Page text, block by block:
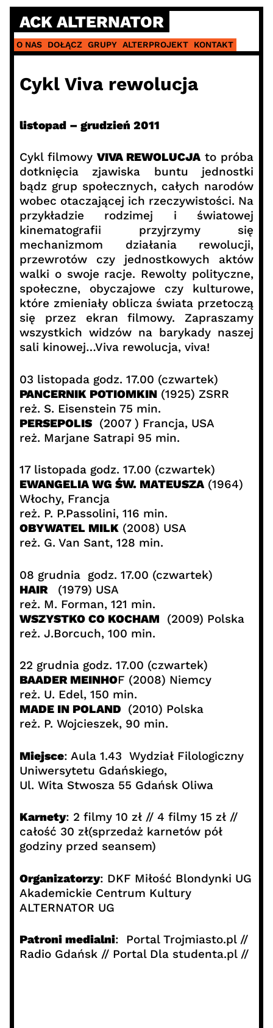
Skip
content
ACK ALTERNATOR
O NAS DOŁĄCZ GRUPY ALTERPROJEKT KONTAKT
Cykl Viva rewolucja
listopad – grudzień 2011
Cykl filmowy VIVA REWOLUCJAto próba
dotknięcia zjawiska buntu jednostki
bądz grup społecznych, całych narodów
wobec otaczającej ich rzeczywistości. Na
przykładzie rodzimej i światowej
kinematografii przyjrzymy się
mechanizmom działania rewolucji,
przewrotów czy jednostkowych aktów
walki o swoje racje. Rewolty polityczne,
społeczne, obyczajowe czy kulturowe,
które zmieniały oblicza świata przetoczą
się przez ekran filmowy. Zapraszamy
wszystkich widzów na barykady naszej
sali kinowej…Viva rewolucja, viva!
03 listopada godz. 17.00 (czwartek)
PANCERNIK POTIOMKIN(1925) ZSRR
reż. S. Eisenstein 75 min.
PERSEPOLIS(2007 ) Francja, USA
reż. Marjane Satrapi 95 min.
17 listopada godz. 17.00 (czwartek)
EWANGELIA WG ŚW. MATEUSZA(1964)
Włochy, Francja
reż. P. P.Passolini, 116 min.
OBYWATEL MILK(2008) USA
reż. G. Van Sant, 128 min.
08 grudnia godz. 17.00 (czwartek)
HAIR
(1979) USA
reż. M. Forman, 121 min.
WSZYSTKO CO KOCHAM (2009) Polska
reż. J.Borcuch, 100 min.
22 grudnia godz. 17.00 (czwartek)
BAADER MEINHOF (2008) Niemcy
reż. U. Edel, 150 min.
MADE IN POLAND (2010) Polska
reż. P. Wojcieszek, 90 min.
Miejsce: Aula 1.43 Wydział Filologiczny
Uniwersytetu Gdańskiego,
Ul. Wita Stwosza 55 Gdańsk Oliwa
Karnety: 2 filmy 10 zł // 4 filmy 15 zł //
całość 30 zł(sprzedaż karnetów pół
godziny przed seansem)
Organizatorzy: DKF Miłość Blondynki UG
Akademickie Centrum Kultury
ALTERNATOR UG
Patroni medialni: Portal Trojmiasto.pl //
Radio Gdańsk // Portal Dla studenta.pl //